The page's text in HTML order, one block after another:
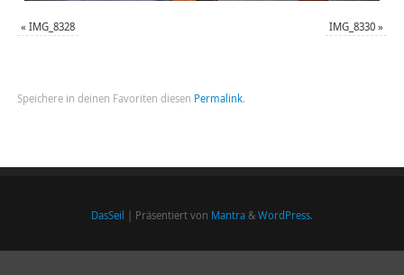
« IMG_8328 IMG_8330 »
Speichere in deinen Favoriten diesen Permalink.
DasSeil | Präsentiert von Mantra & WordPress.